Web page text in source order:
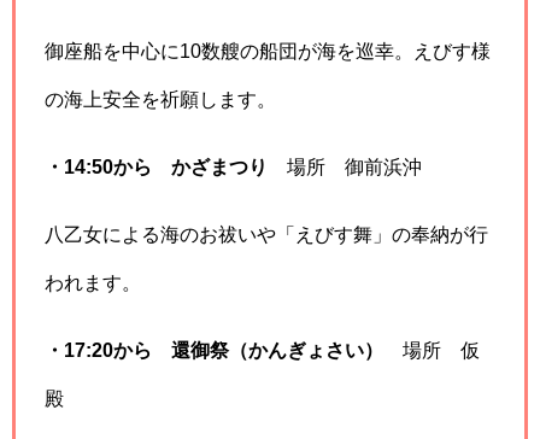
御座船を中心に10数艘の船団が海を巡幸。えびす様
の海上安全を祈願します。
・14:50から かざまつり 場所 御前浜沖
八乙女による海のお祓いや「えびす舞」の奉納が行
われます。
・17:20から 還御祭（かんぎょさい） 場所 仮
殿